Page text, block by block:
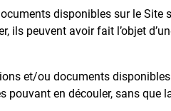
disponibles sur le Site
ils peuvent avoir fait l’objet
et/ou documents
pouvant en découler, sans que